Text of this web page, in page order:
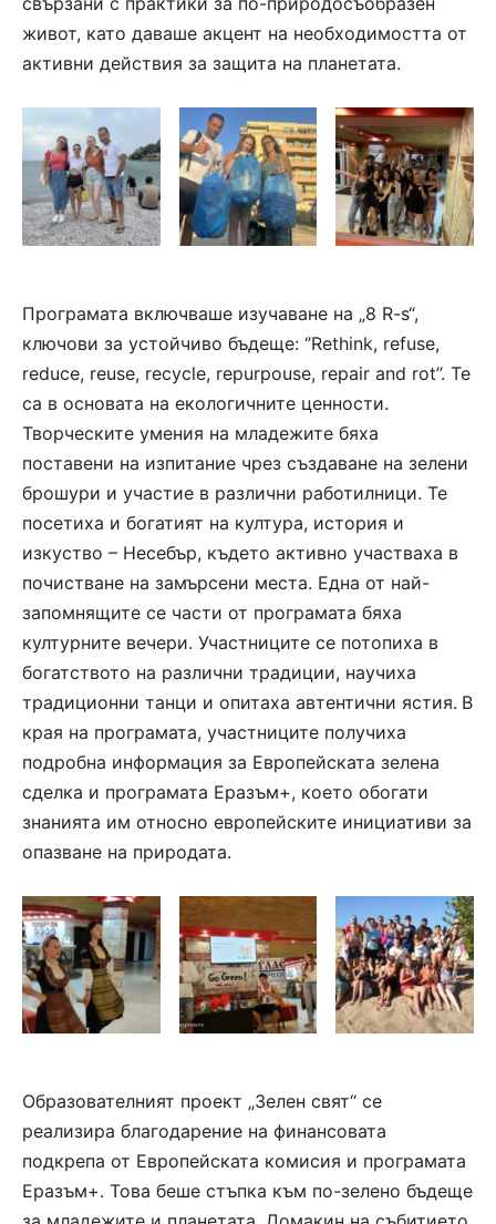
живот, като даваше акцент на необходимостта от
активни действия за защита на планетата.
Програмата включваше изучаване на „8 R-s“,
ключови за устойчиво бъдеще: ‘’Rethink, refuse,
reduce, reuse, recycle, repurpouse, repair and rot’’. Те
са в основата на екологичните ценности.
Творческите умения на младежите бяха
поставени на изпитание чрез създаване на зелени
брошури и участие в различни работилници. Те
посетиха и богатият на култура, история и
изкуство – Несебър, където активно участваха в
почистване на замърсени места. Една от най-
запомнящите се части от програмата бяха
културните вечери. Участниците се потопиха в
богатството на различни традиции, научиха
традиционни танци и опитаха автентични ястия. В
края на програмата, участниците получиха
подробна информация за Европейската зелена
сделка и програмата Еразъм+, което обогати
знанията им относно европейските инициативи за
опазване на природата.
Образователният проект „Зелен свят“ се
реализира благодарение на финансовата
подкрепа от Европейската комисия и програмата
Еразъм+. Това беше стъпка към по-зелено бъдеще